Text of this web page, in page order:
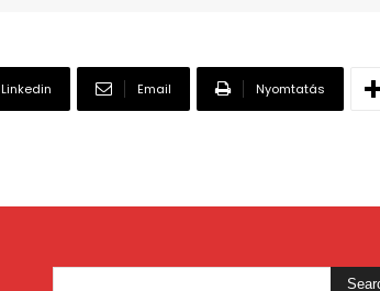
Linkedin Email Nyomtatás